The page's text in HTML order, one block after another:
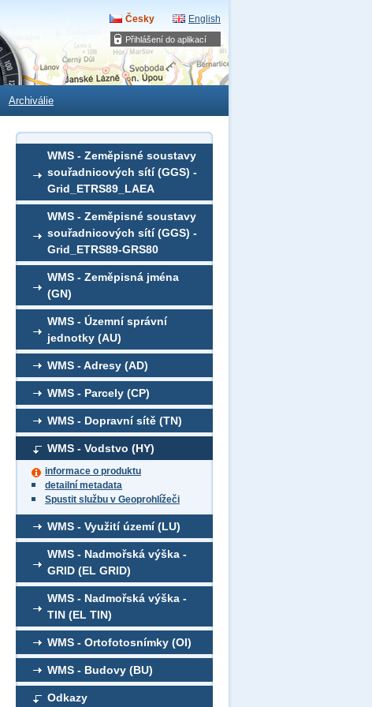
Přihlášení do aplikací
Česky English
Archiválie
WMS - Zeměpisné soustavy
souřadnicových sítí (GGS) -
Grid_ETRS89_LAEA
WMS - Zeměpisné soustavy
souřadnicových sítí (GGS) -
Grid_ETRS89-GRS80
WMS - Zeměpisná jména
(GN)
WMS - Územní správní
jednotky (AU)
WMS - Adresy (AD)
WMS - Parcely (CP)
WMS - Dopravní sítě (TN)
WMS - Vodstvo (HY)
informace o produktu
detailní metadata
Spustit službu v Geoprohlížeči
WMS - Využití území (LU)
WMS - Nadmořská výška -
GRID (EL GRID)
WMS - Nadmořská výška -
TIN (EL TIN)
WMS - Ortofotosnímky (OI)
WMS - Budovy (BU)
Odkazy